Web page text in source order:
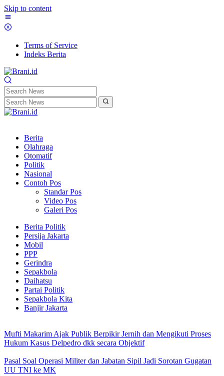
Skip to content
Terms of Service
Indeks Berita
Berita
Olahraga
Otomatif
Politik
Nasional
Contoh Pos
Standar Pos
Video Pos
Galeri Pos
Berita Politik
Persija Jakarta
Mobil
PPP
Gerindra
Sepakbola
Daihatsu
Partai Politik
Sepakbola Kita
Banjir Jakarta
Mufti Makarim Ajak Publik Berpikir Jernih dan Mengikuti Proses
Hukum Kasus Delpedro dkk secara Objektif
Pasal Soal Operasi Militer dan Jabatan Sipil Jadi Sorotan Gugatan
UU TNI ke MK